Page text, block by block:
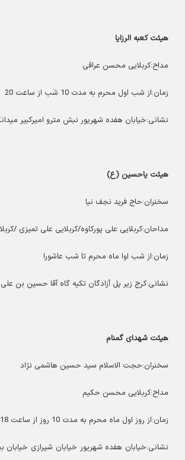
هیئت کعبه الرزایا
مداح:کربلایی محسن عراقی
زمان:از شب اول محرم به مدت 10 شب از ساعت 20
نشانی:خیابان هفده شهریور نبش مترو امیرکبیر
هیئت یاحسین (ع)
سخنران:حاج فرید نجف نیا
مداحان:کربلایی علی پورکاوه/کربلایی علی تمیزی /
زمان:از شب اوا ماه محرم تا شب عاشورا
نشانی:کرج زیر پل آزادگان تکیه گاه آقا حسین بن
هیئت شهدای گمنام
سخنران:حجت الاسلام سید حسین هاشمی نژاد
مداح:کربلایی محسن حکیم
زمان:از روز اول ماه محرم به مدت 10 روز از ساعت 18
نشانی:خیابان هفده شهریور خیابان شیرازی خیابان